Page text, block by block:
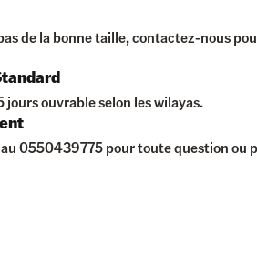
de la bonne taille, contactez-nous
jours ouvrable selon les wilayas.
0550439775 pour toute question ou